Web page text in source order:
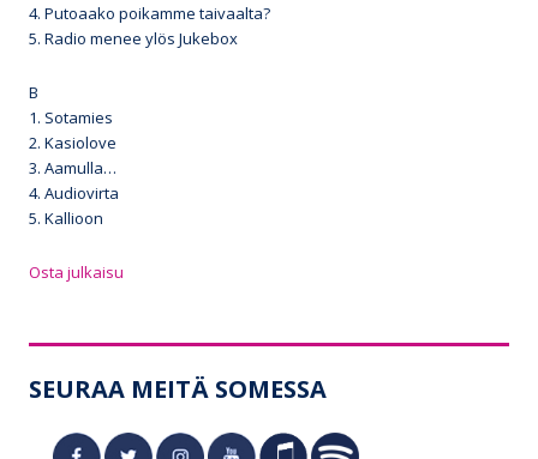
4. Putoaako poikamme taivaalta?
5. Radio menee ylös Jukebox
B
1. Sotamies
2. Kasiolove
3. Aamulla…
4. Audiovirta
5. Kallioon
Osta julkaisu
SEURAA MEITÄ SOMESSA